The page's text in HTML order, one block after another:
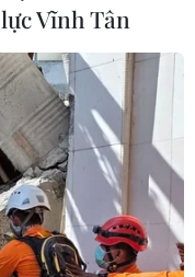
bay quốc tế
thác trở lại các
Âu bằng các
Vĩnh Tân